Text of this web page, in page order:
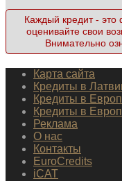
Каждый кредит - это
оценивайте свои
Внимательно
Карта сайта
Кредиты в
Кредиты в
Кредиты в
Реклама
О нас
Контакты
EuroCredits
iCAT